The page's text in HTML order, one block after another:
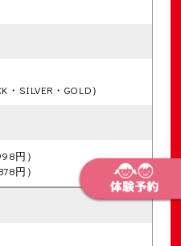
・SILVER・GOLD）
円）
円）